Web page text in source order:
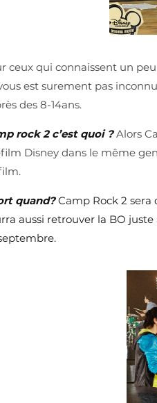
ceux qui connaissent un
est surement pas
des 8-14ans.
rock 2 c’est quoi ?Alors
Disney dans le même
quand?Camp Rock 2 sera
aussi retrouver la BO